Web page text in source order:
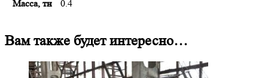
Масса, тн 0.4
Вам также будет интересно…